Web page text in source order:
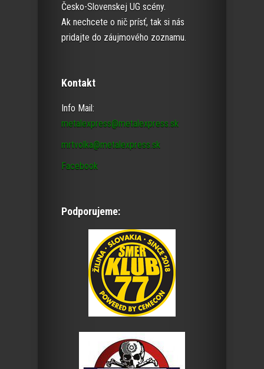
Česko-Slovenskej UG scény.
Ak nechcete o nič prísť, tak si nás
pridajte do záujmového zoznamu.
Kontakt
Info Mail:
metalexpress@metalexpress.sk
mrtvolka@metalexpress.sk
Facebook
Podporujeme: